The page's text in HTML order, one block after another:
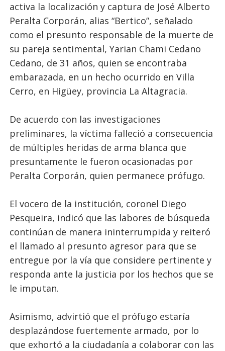
activa la localización y captura de José Alberto
Peralta Corporán, alias “Bertico”, señalado
como el presunto responsable de la muerte de
su pareja sentimental, Yarian Chami Cedano
Cedano, de 31 años, quien se encontraba
embarazada, en un hecho ocurrido en Villa
Cerro, en Higüey, provincia La Altagracia.
De acuerdo con las investigaciones
preliminares, la víctima falleció a consecuencia
de múltiples heridas de arma blanca que
presuntamente le fueron ocasionadas por
Peralta Corporán, quien permanece prófugo.
El vocero de la institución, coronel Diego
Pesqueira, indicó que las labores de búsqueda
continúan de manera ininterrumpida y reiteró
el llamado al presunto agresor para que se
entregue por la vía que considere pertinente y
responda ante la justicia por los hechos que se
le imputan.
Asimismo, advirtió que el prófugo estaría
desplazándose fuertemente armado, por lo
que exhortó a la ciudadanía a colaborar con las